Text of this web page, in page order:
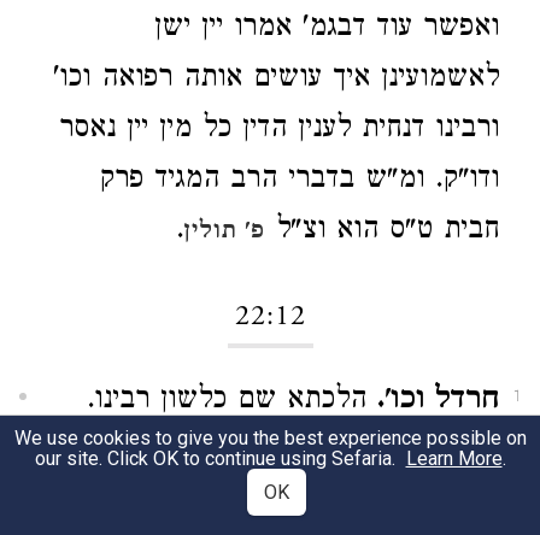
ואפשר עוד דבגמ' אמרו יין ישן
לאשמועינן איך עושים אותה רפואה וכו'
ורבינו דנחית לענין הדין כל מין יין נאסר
ודו"ק. ומ"ש בדברי הרב המגיד פרק
חבית ט"ס הוא וצ"ל פ' תולין.
22:12
1 חרדל וכו'. הלכתא שם כלשון רבינו.
שחלים וכו'.שם שחלין ששחקן מערב
We use cookies to give you the best experience possible on
our site. Click OK to continue using Sefaria. Learn More.
OK